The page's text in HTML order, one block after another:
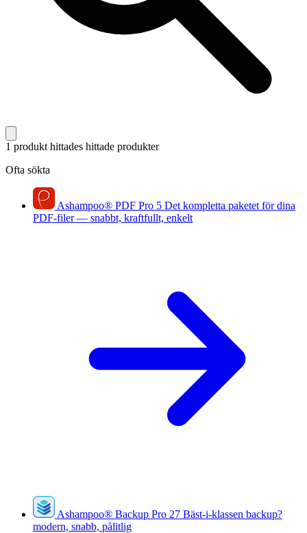
1 produkt hittades hittade produkter
Ofta sökta
Ashampoo® PDF Pro 5 Det kompletta paketet för dina
PDF-filer — snabbt, kraftfullt, enkelt
Ashampoo® Backup Pro 27 Bäst-i-klassen backup?
modern, snabb, pålitlig